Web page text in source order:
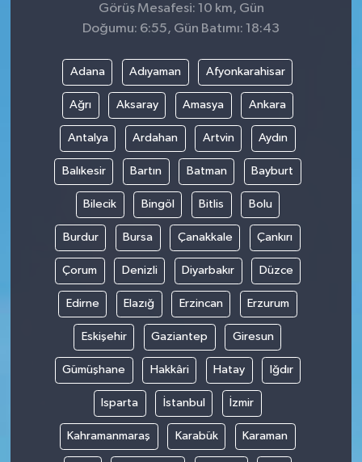
Görüş Mesafesi: 10 km, Gün
Doğumu: 6:55, Gün Batımı: 18:43
Adana Adıyaman Afyonkarahisar
Ağrı Aksaray Amasya Ankara
Antalya Ardahan Artvin Aydın
Balıkesir Bartın Batman Bayburt
Bilecik Bingöl Bitlis Bolu
Burdur Bursa Çanakkale Çankırı
Çorum Denizli Diyarbakır Düzce
Edirne Elazığ Erzincan Erzurum
Eskişehir Gaziantep Giresun
Gümüşhane Hakkâri Hatay Iğdır
Isparta İstanbul İzmir
Kahramanmaraş Karabük Karaman